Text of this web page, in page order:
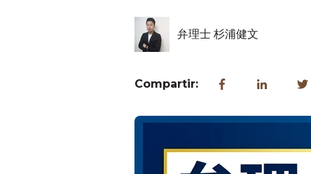
弁理士 杉浦健文
Compartir: